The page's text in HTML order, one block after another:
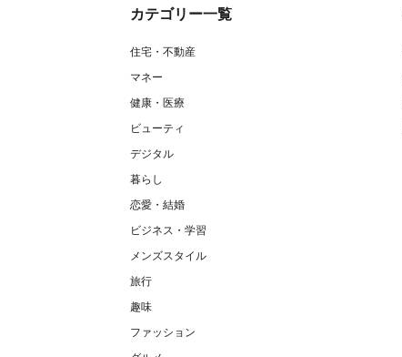
カテゴリー一覧
住宅・不動産
マネー
健康・医療
ビューティ
デジタル
暮らし
恋愛・結婚
ビジネス・学習
メンズスタイル
旅行
趣味
ファッション